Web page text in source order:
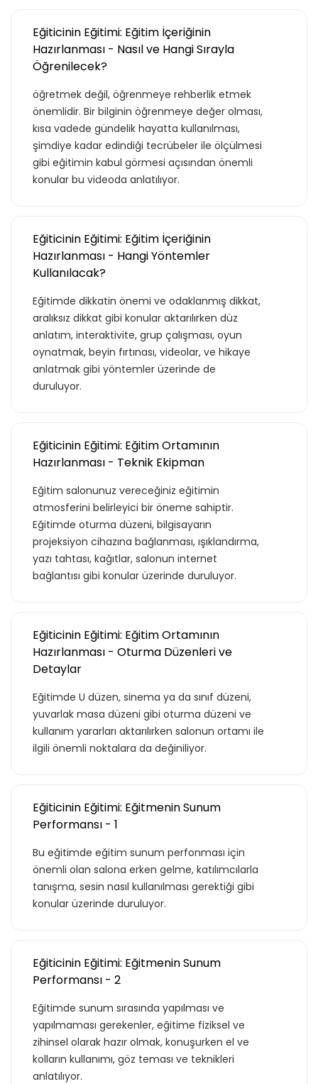
Eğiticinin Eğitimi: Eğitim İçeriğinin
Hazırlanması - Nasıl ve Hangi Sırayla
Öğrenilecek?
öğretmek değil, öğrenmeye rehberlik etmek
önemlidir. Bir bilginin öğrenmeye değer olması,
kısa vadede gündelik hayatta kullanılması,
şimdiye kadar edindiği tecrübeler ile ölçülmesi
gibi eğitimin kabul görmesi açısından önemli
konular bu videoda anlatılıyor.
Eğiticinin Eğitimi: Eğitim İçeriğinin
Hazırlanması - Hangi Yöntemler
Kullanılacak?
Eğitimde dikkatin önemi ve odaklanmış dikkat,
aralıksız dikkat gibi konular aktarılırken düz
anlatım, interaktivite, grup çalışması, oyun
oynatmak, beyin fırtınası, videolar, ve hikaye
anlatmak gibi yöntemler üzerinde de
duruluyor.
Eğiticinin Eğitimi: Eğitim Ortamının
Hazırlanması - Teknik Ekipman
Eğitim salonunuz vereceğiniz eğitimin
atmosferini belirleyici bir öneme sahiptir.
Eğitimde oturma düzeni, bilgisayarın
projeksiyon cihazına bağlanması, ışıklandırma,
yazı tahtası, kağıtlar, salonun internet
bağlantısı gibi konular üzerinde duruluyor.
Eğiticinin Eğitimi: Eğitim Ortamının
Hazırlanması - Oturma Düzenleri ve
Detaylar
Eğitimde U düzen, sinema ya da sınıf düzeni,
yuvarlak masa düzeni gibi oturma düzeni ve
kullanım yararları aktarılırken salonun ortamı ile
ilgili önemli noktalara da değiniliyor.
Eğiticinin Eğitimi: Eğitmenin Sunum
Performansı - 1
Bu eğitimde eğitim sunum perfonması için
önemli olan salona erken gelme, katılımcılarla
tanışma, sesin nasıl kullanılması gerektiği gibi
konular üzerinde duruluyor.
Eğiticinin Eğitimi: Eğitmenin Sunum
Performansı - 2
Eğitimde sunum sırasında yapılması ve
yapılmaması gerekenler, eğitime fiziksel ve
zihinsel olarak hazır olmak, konuşurken el ve
kolların kullanımı, göz teması ve teknikleri
anlatılıyor.
Teklif listende 50
adet eğitime
ulaştın!
Teklif listende 50 adet eğitim bulunuyor. Bu
eğitimlere paket aboneliği alarak daha